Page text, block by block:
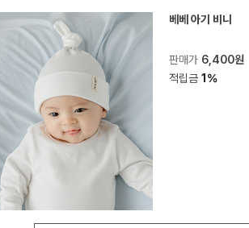
베베 아기 비니
판매가 6,400원
적립금 1%